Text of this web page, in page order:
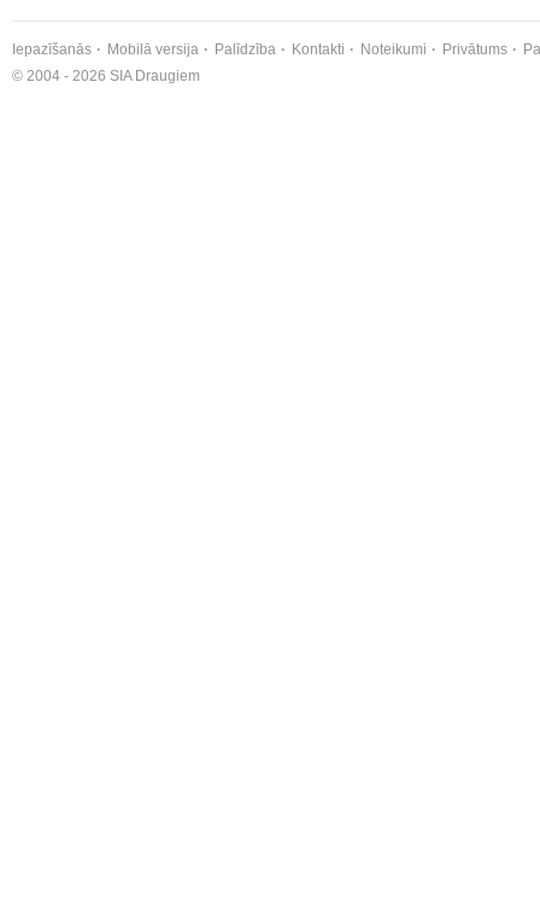
Iepazīšanās Mobilā versija Palīdzība Kontakti Noteikumi Privātums
© 2004 - 2026 SIA Draugiem